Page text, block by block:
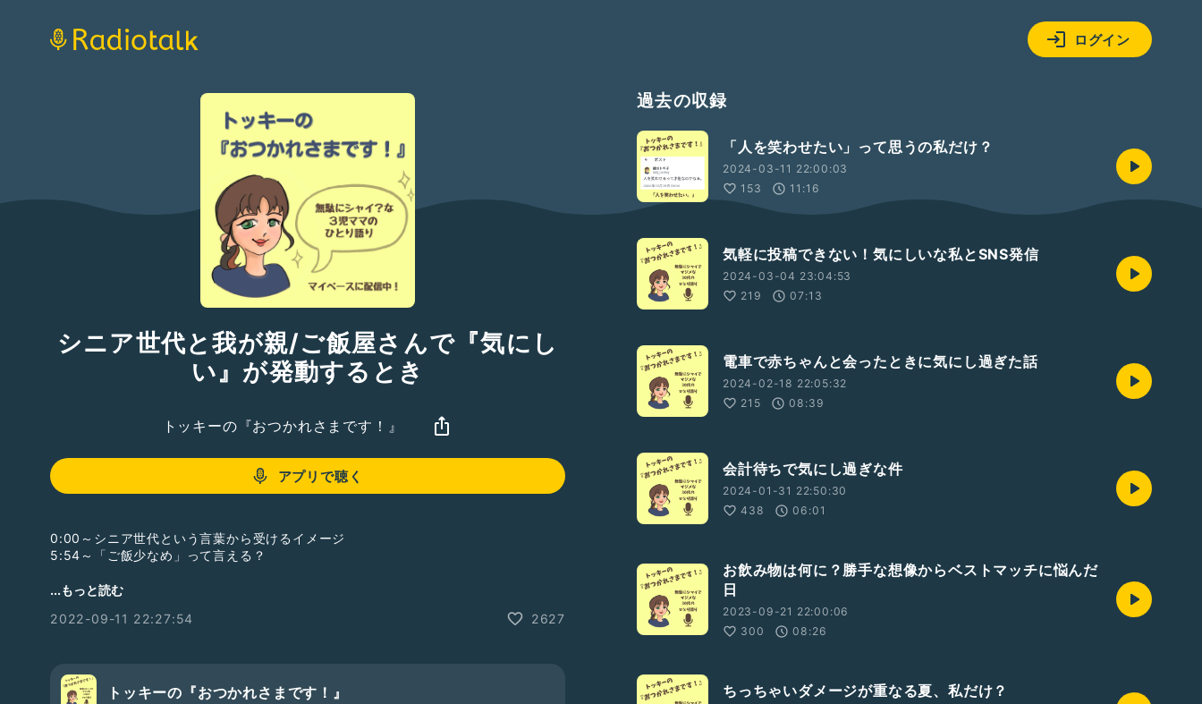
ログイン
シニア世代と我が親/ご飯屋さんで『気にし
い』が発動するとき
トッキーの『おつかれさまです！』
アプリで聴く
0:00～シニア世代という言葉から受けるイメージ
5:54～「ご飯少なめ」って言える？
#これって私だけ！？
...もっと読む
2022-09-11 22:27:54
2627
トッキーの『おつかれさまです！』
過去の収録
「人を笑わせたい」って思うの私だけ？
2024-03-11 22:00:03
153
11:16
気軽に投稿できない！気にしいな私とSNS発信
2024-03-04 23:04:53
219
07:13
電車で赤ちゃんと会ったときに気にし過ぎた話
2024-02-18 22:05:32
215
08:39
会計待ちで気にし過ぎな件
2024-01-31 22:50:30
438
06:01
お飲み物は何に？勝手な想像からベストマッチに悩んだ
日
2023-09-21 22:00:06
300
08:26
ちっちゃいダメージが重なる夏、私だけ？